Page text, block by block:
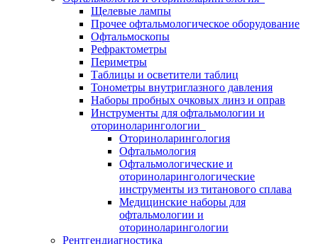
Щелевые лампы
Прочее офтальмологическое оборудование
Офтальмоскопы
Рефрактометры
Периметры
Таблицы и осветители таблиц
Тонометры внутриглазного давления
Наборы пробных очковых линз и оправ
Инструменты для офтальмологии и
оториноларингологии
Оториноларингология
Офтальмология
Офтальмологические и
оториноларингологические
инструменты из титанового сплава
Медицинские наборы для
офтальмологии и
оториноларингологии
Рентгендиагностика